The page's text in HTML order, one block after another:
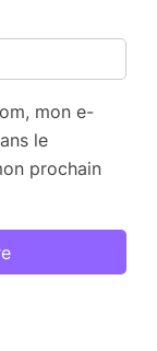
mon e-
le
prochain